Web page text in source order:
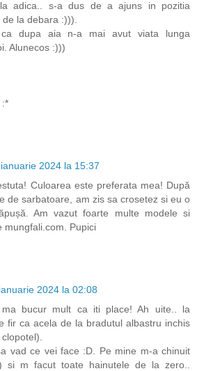
adica.. s-a dus de a ajuns in pozitia
la debara :))).
ca dupa aia n-a mai avut viata lunga
Alunecos :)))
:*
2024 la 15:37
Culoarea este preferata mea! După
de sarbatoare, am zis sa crosetez si eu o
Am vazut foarte multe modele si
mungfali.com. Pupici
2024 la 02:08
ma bucur mult ca iti place! Ah uite.. la
fir ca acela de la bradutul albastru inchis
vad ce vei face :D. Pe mine m-a chinuit
si m facut toate hainutele de la zero..